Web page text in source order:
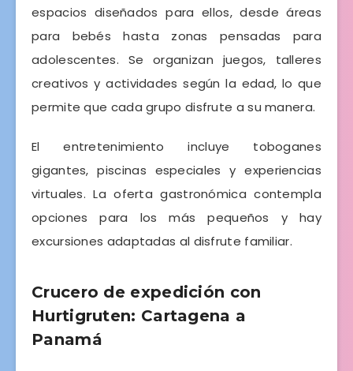
espacios diseñados para ellos, desde áreas
para bebés hasta zonas pensadas para
adolescentes. Se organizan juegos, talleres
creativos y actividades según la edad, lo que
permite que cada grupo disfrute a su manera.
El entretenimiento incluye toboganes
gigantes, piscinas especiales y experiencias
virtuales. La oferta gastronómica contempla
opciones para los más pequeños y hay
excursiones adaptadas al disfrute familiar.
Crucero de expedición con
Hurtigruten: Cartagena a
Panamá